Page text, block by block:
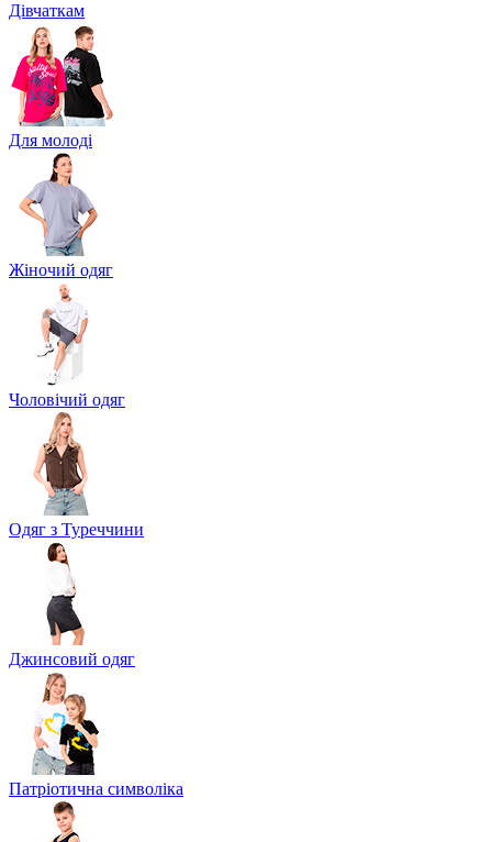
Дівчаткам
Для молоді
Жіночий одяг
Чоловічий одяг
Одяг з Туреччини
Джинсовий одяг
Патріотична символіка